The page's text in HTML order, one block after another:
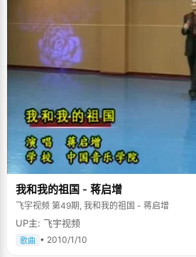
我和我的祖国 - 蒋启增
飞宇视频 第49期, 我和我的祖国 - 蒋启增
UP主: 飞宇视频
歌曲 • 2010/1/10